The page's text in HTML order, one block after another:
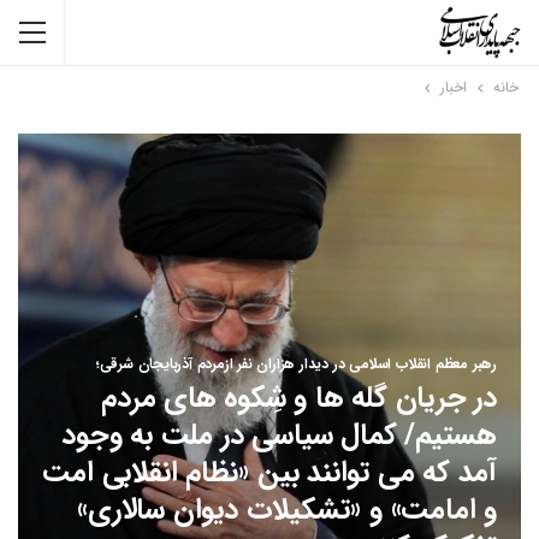
خانه اخبار
رهبر معظم انقلاب اسلامی در دیدار هزاران نفر ازمردم آذربایجان شرقی؛
در جریان گله ها و شِکوه های مردم
هستیم/ کمال سیاسی در ملت به وجود
آمد که می توانند بین «نظام انقلابی امت
و امامت» و «تشکیلات دیوان سالاری»